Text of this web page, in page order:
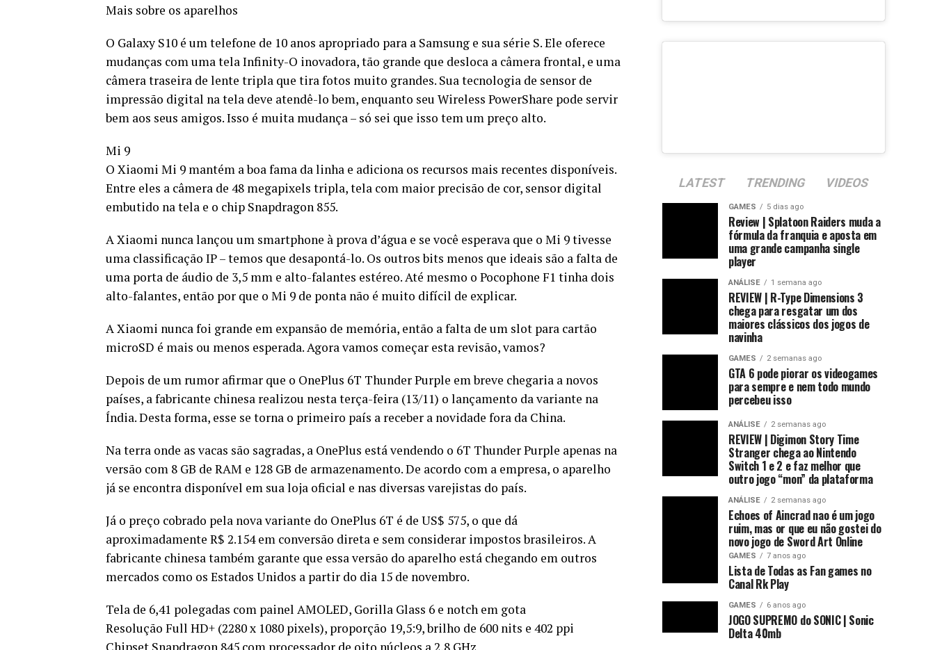
Mais sobre os aparelhos
O Galaxy S10 é um telefone de 10 anos apropriado para a Samsung e sua série S. Ele oferece
mudanças com uma tela Infinity-O inovadora, tão grande que desloca a câmera frontal, e uma
câmera traseira de lente tripla que tira fotos muito grandes. Sua tecnologia de sensor de
impressão digital na tela deve atendê-lo bem, enquanto seu Wireless PowerShare pode servir
bem aos seus amigos. Isso é muita mudança – só sei que isso tem um preço alto.
Mi 9
O Xiaomi Mi 9 mantém a boa fama da linha e adiciona os recursos mais recentes disponíveis.
Entre eles a câmera de 48 megapixels tripla, tela com maior precisão de cor, sensor digital
embutido na tela e o chip Snapdragon 855.
A Xiaomi nunca lançou um smartphone à prova d’água e se você esperava que o Mi 9 tivesse
uma classificação IP – temos que desapontá-lo. Os outros bits menos que ideais são a falta de
uma porta de áudio de 3,5 mm e alto-falantes estéreo. Até mesmo o Pocophone F1 tinha dois
alto-falantes, então por que o Mi 9 de ponta não é muito difícil de explicar.
A Xiaomi nunca foi grande em expansão de memória, então a falta de um slot para cartão
microSD é mais ou menos esperada. Agora vamos começar esta revisão, vamos?
Depois de um rumor afirmar que o OnePlus 6T Thunder Purple em breve chegaria a novos
países, a fabricante chinesa realizou nesta terça-feira (13/11) o lançamento da variante na
Índia. Desta forma, esse se torna o primeiro país a receber a novidade fora da China.
Na terra onde as vacas são sagradas, a OnePlus está vendendo o 6T Thunder Purple apenas na
versão com 8 GB de RAM e 128 GB de armazenamento. De acordo com a empresa, o aparelho
já se encontra disponível em sua loja oficial e nas diversas varejistas do país.
Já o preço cobrado pela nova variante do OnePlus 6T é de US$ 575, o que dá
aproximadamente R$ 2.154 em conversão direta e sem considerar impostos brasileiros. A
fabricante chinesa também garante que essa versão do aparelho está chegando em outros
mercados como os Estados Unidos a partir do dia 15 de novembro.
Tela de 6,41 polegadas com painel AMOLED, Gorilla Glass 6 e notch em gota
Resolução Full HD+ (2280 x 1080 pixels), proporção 19,5:9, brilho de 600 nits e 402 ppi
LATEST TRENDING VIDEOS
GAMES 5 dias ago
Review | Splatoon Raiders muda a
fórmula da franquia e aposta em
uma grande campanha single
player
ANÁLISE 1 semana ago
REVIEW | R-Type Dimensions 3
chega para resgatar um dos
maiores clássicos dos jogos de
navinha
GAMES 2 semanas ago
GTA 6 pode piorar os videogames
para sempre e nem todo mundo
percebeu isso
ANÁLISE 2 semanas ago
REVIEW | Digimon Story Time
Stranger chega ao Nintendo
Switch 1 e 2 e faz melhor que
outro jogo “mon” da plataforma
ANÁLISE 2 semanas ago
Echoes of Aincrad nao é um jogo
ruim, mas or que eu não gostei do
novo jogo de Sword Art Online
GAMES 7 anos ago
Lista de Todas as Fan games no
Canal Rk Play
GAMES 6 anos ago
JOGO SUPREMO do SONIC | Sonic
Delta 40mb